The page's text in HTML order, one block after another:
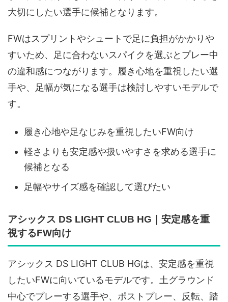
大切にしたい選手に候補となります。
FWはスプリントやシュートで足に負担がかかりや
すいため、足に合わないスパイクを選ぶとプレー中
の違和感につながります。履き心地を重視したい選
手や、足幅が気になる選手は検討しやすいモデルで
す。
履き心地や足なじみを重視したいFW向け
軽さよりも安定感や扱いやすさを求める選手に
候補となる
足幅やサイズ感を確認して選びたい
アシックス DS LIGHT CLUB HG｜安定感を重
視するFW向け
アシックス DS LIGHT CLUB HGは、安定感を重視
したいFWに向いているモデルです。土グラウンド
中心でプレーする選手や、ポストプレー、反転、踏